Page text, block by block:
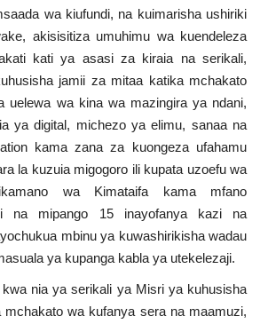
wa kiufundi, na kuimarisha ushiriki
akisisitiza umuhimu wa kuendeleza
kati ya asasi za kiraia na serikali,
jamii za mitaa katika mchakato
uelewa wa kina wa mazingira ya ndani,
ya digital, michezo ya elimu, sanaa na
kama zana za kuongeza ufahamu
la kuzuia migogoro ili kupata uzoefu wa
wa Kimataifa kama mfano
na mipango 15 inayofanya kazi na
mbinu ya kuwashirikisha wadau
ya kupanga kabla ya utekelezaji.
nia ya serikali ya Misri ya kuhusisha
wa kufanya sera na maamuzi,